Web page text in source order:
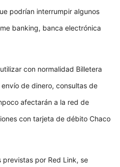
podrían interrumpir algunos
banking, banca electrónica
con normalidad Billetera
de dinero, consultas de
afectarán a la red de
con tarjeta de débito Chaco
previstas por Red Link, se